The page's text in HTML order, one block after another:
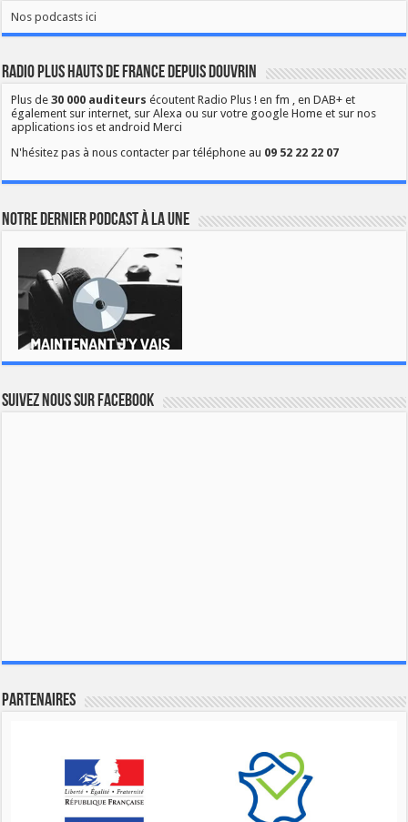
Nos podcasts ici
Radio Plus Hauts de France depuis Douvrin
Plus de30 000 auditeurs écoutent Radio Plus ! en fm , en DAB+ et
également sur internet, sur Alexa ou sur votre google Home et sur nos
applications ios et android Merci
N'hésitez pas à nous contacter par téléphone au 09 52 22 22 07
Notre dernier podcast à la une
Suivez nous sur Facebook
Partenaires